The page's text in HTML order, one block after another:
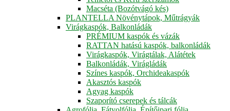
Macséta (Bozótvágó kés)
PLANTELLA Növénytápok, Műtrágyák
Virágkaspók, Balkonládák
PRÉMIUM kaspók és vázák
RATTAN hatású kaspók, balkonládák
Virágkaspók, Virágtálak, Alátétek
Balkonládák, Virágládák
Színes kaspók, Orchideakaspók
Akasztós kaspók
Agyag kaspók
Szaporító cserepek és tálcák